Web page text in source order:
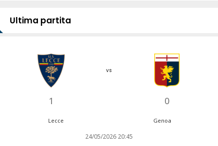
Ultima partita
1
vs
0
Lecce Genoa
24/05/2026 20:45